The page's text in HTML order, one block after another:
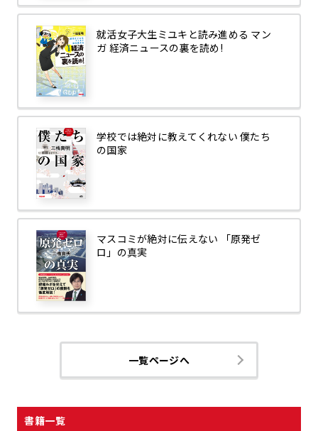
書籍一覧
就活女子大生ミユキと読み進める マン
ガ 経済ニュースの裏を読め!
学校では絶対に教えてくれない 僕たち
の国家
マスコミが絶対に伝えない 「原発ゼ
ロ」の真実
一覧ページへ